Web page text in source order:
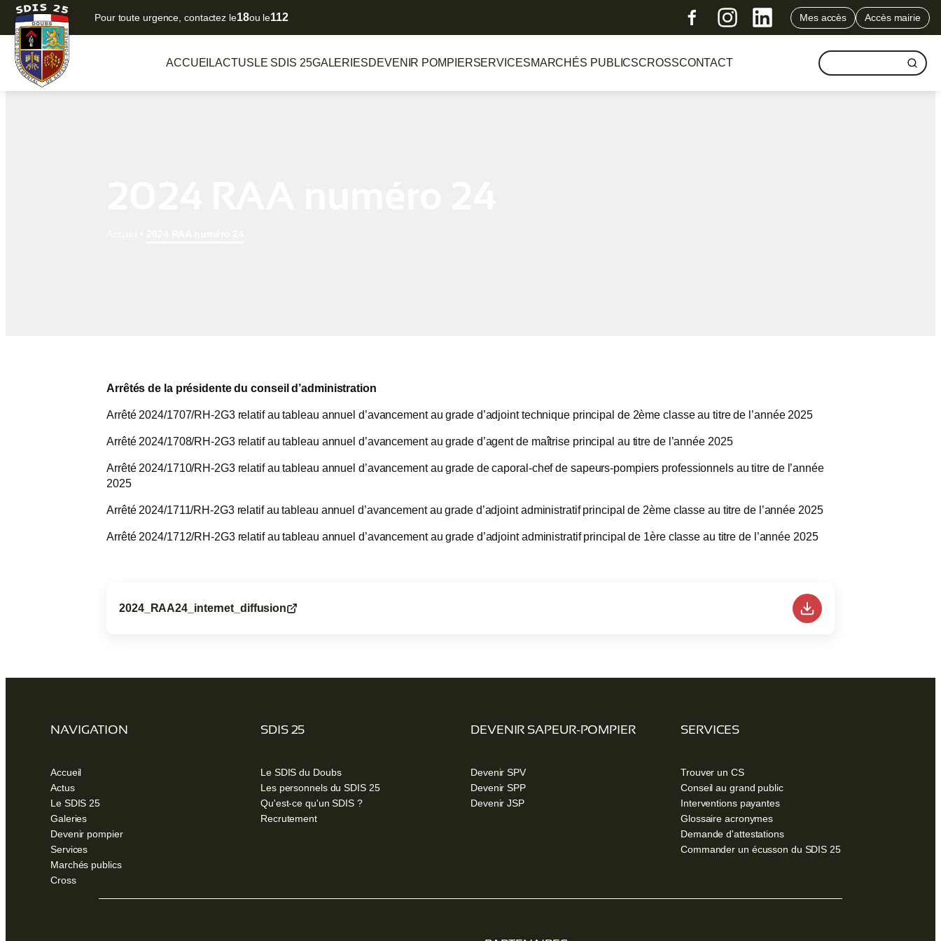
Pour toute urgence, contactez le18ou le112 Mes accès Accès mairie
ACCUEILACTUS LE SDIS 25GALERIESDEVENIR POMPIERSERVICESMARCHÉS PUBLICSCROSSCONTACT
Arrêtés de la présidente du conseil d’administration
Arrêté 2024/1707/RH-2G3 relatif au tableau annuel d’avancement au grade d’adjoint technique principal de 2ème classe au titre de l’année 2025
Arrêté 2024/1708/RH-2G3 relatif au tableau annuel d’avancement au grade d’agent de maîtrise principal au titre de l’année 2025
Arrêté 2024/1710/RH-2G3 relatif au tableau annuel d’avancement au grade de caporal-chef de sapeurs-pompiers professionnels au titre de l’année
2025
Arrêté 2024/1711/RH-2G3 relatif au tableau annuel d’avancement au grade d’adjoint administratif principal de 2ème classe au titre de l’année 2025
Arrêté 2024/1712/RH-2G3 relatif au tableau annuel d’avancement au grade d’adjoint administratif principal de 1ère classe au titre de l’année 2025
2024_RAA24_internet_diffusion
(ouvre
onglet)
NAVIGATION
Accueil
Actus
Le SDIS 25
Galeries
Devenir pompier
Services
Marchés publics
Cross
SDIS 25
Le SDIS du Doubs
Les personnels du SDIS 25
Qu'est-ce qu'un SDIS ?
Recrutement
DEVENIR SAPEUR-POMPIER
Devenir SPV
Devenir SPP
Devenir JSP
SERVICES
Trouver un CS
Conseil au grand public
Interventions payantes
Glossaire acronymes
Demande d'attestations
Commander un écusson du SDIS 25